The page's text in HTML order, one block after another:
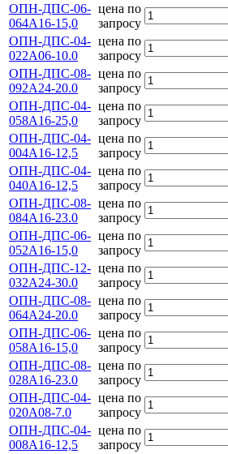
ОПН-ДПС-06-
064А16-15,0
цена по
запросу
ОПН-ДПС-04-
022А06-10.0
цена по
запросу
ОПН-ДПС-08-
092А24-20.0
цена по
запросу
ОПН-ДПС-04-
058А16-25,0
цена по
запросу
ОПН-ДПС-04-
004А16-12,5
цена по
запросу
ОПН-ДПС-04-
040А16-12,5
цена по
запросу
ОПН-ДПС-08-
084А16-23.0
цена по
запросу
ОПН-ДПС-06-
052А16-15,0
цена по
запросу
ОПН-ДПС-12-
032А24-30.0
цена по
запросу
ОПН-ДПС-08-
064А24-20.0
цена по
запросу
ОПН-ДПС-06-
058А16-15,0
цена по
запросу
ОПН-ДПС-08-
028А16-23.0
цена по
запросу
ОПН-ДПС-04-
020А08-7.0
цена по
запросу
ОПН-ДПС-04-
008А16-12,5
цена по
запросу